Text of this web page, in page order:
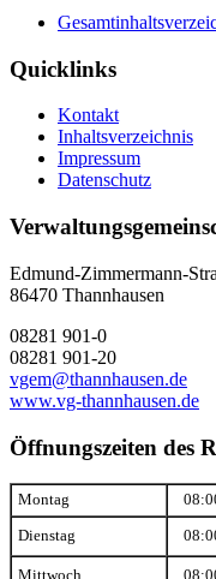
Quicklinks
Kontakt
Inhaltsverzeichnis
Impressum
Datenschutz
Edmund-Zimmermann-
86470 Thannhausen
08281 901-0
08281 901-20
vgem@thannhausen.de
www.vg-thannhausen.de
Öffnungszeiten des
Montag
Dienstag